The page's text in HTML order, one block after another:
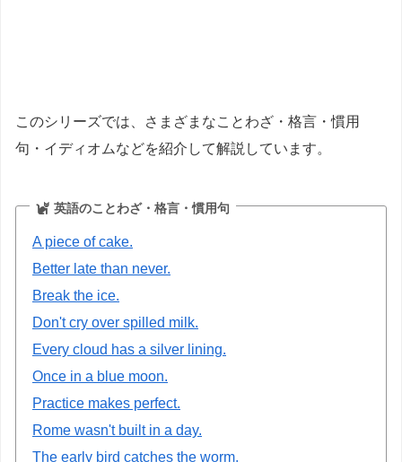
このシリーズでは、さまざまなことわざ・格言・慣用
句・イディオムなどを紹介して解説しています。
英語のことわざ・格言・慣用句
A piece of cake.
Better late than never.
Break the ice.
Don't cry over spilled milk.
Every cloud has a silver lining.
Once in a blue moon.
Practice makes perfect.
Rome wasn't built in a day.
The early bird catches the worm.